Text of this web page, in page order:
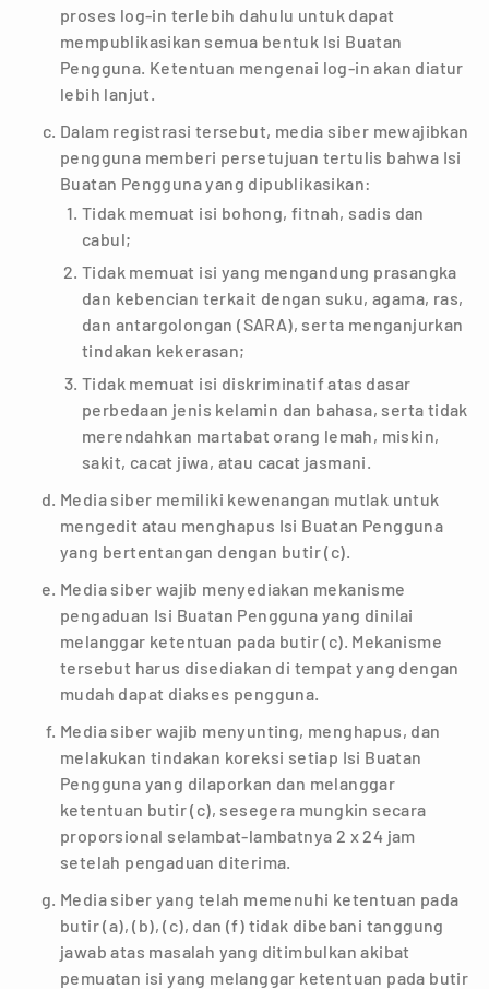
proses log-in terlebih dahulu untuk dapat
mempublikasikan semua bentuk Isi Buatan
Pengguna. Ketentuan mengenai log-in akan diatur
lebih lanjut.
Dalam registrasi tersebut, media siber mewajibkan
pengguna memberi persetujuan tertulis bahwa Isi
Buatan Pengguna yang dipublikasikan:
Tidak memuat isi bohong, fitnah, sadis dan
cabul;
Tidak memuat isi yang mengandung prasangka
dan kebencian terkait dengan suku, agama, ras,
dan antargolongan (SARA), serta menganjurkan
tindakan kekerasan;
Tidak memuat isi diskriminatif atas dasar
perbedaan jenis kelamin dan bahasa, serta tidak
merendahkan martabat orang lemah, miskin,
sakit, cacat jiwa, atau cacat jasmani.
Media siber memiliki kewenangan mutlak untuk
mengedit atau menghapus Isi Buatan Pengguna
yang bertentangan dengan butir (c).
Media siber wajib menyediakan mekanisme
pengaduan Isi Buatan Pengguna yang dinilai
melanggar ketentuan pada butir (c). Mekanisme
tersebut harus disediakan di tempat yang dengan
mudah dapat diakses pengguna.
Media siber wajib menyunting, menghapus, dan
melakukan tindakan koreksi setiap Isi Buatan
Pengguna yang dilaporkan dan melanggar
ketentuan butir (c), sesegera mungkin secara
proporsional selambat-lambatnya 2 x 24 jam
setelah pengaduan diterima.
Media siber yang telah memenuhi ketentuan pada
butir (a), (b), (c), dan (f) tidak dibebani tanggung
jawab atas masalah yang ditimbulkan akibat
pemuatan isi yang melanggar ketentuan pada butir